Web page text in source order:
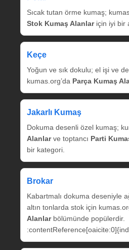
Sıcak tutan örme kumaş;
Stok Kumaş Alanlariçin iyi bir
Keçe
Yoğun ve sık dokulu; el işi ve
kumas.org’da Parça Kumaş
Jakarlı Kumaş
Dokuma desenli özel kumaş;
Alanlarve toptancı Parti
bir kategori.
Brokar
Kabartmalı dokuma deseniyle
altın tonlarda stok için
Alanlarbölümünde popülerdir.